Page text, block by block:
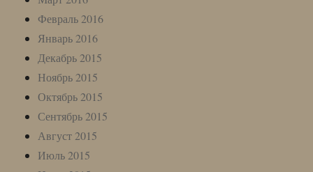
Февраль 2016
Январь 2016
Декабрь 2015
Ноябрь 2015
Октябрь 2015
Сентябрь 2015
Август 2015
Июль 2015